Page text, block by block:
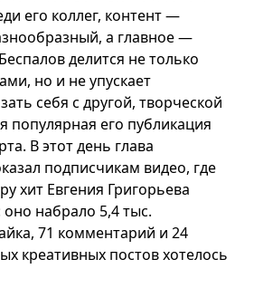
его коллег, контент —
а главное —
делится не только
но и не упускает
себя с другой, творческой
популярная его публикация
В этот день глава
подписчикам видео, где
хит Евгения Григорьева
набрало 5,4 тыс.
71 комментарий и 24
креативных постов хотелось